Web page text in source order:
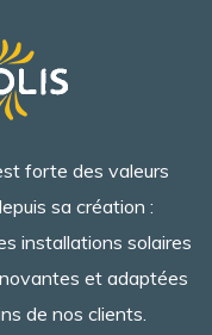
forte des valeurs
sa création :
installations solaires
et adaptées
de nos clients.